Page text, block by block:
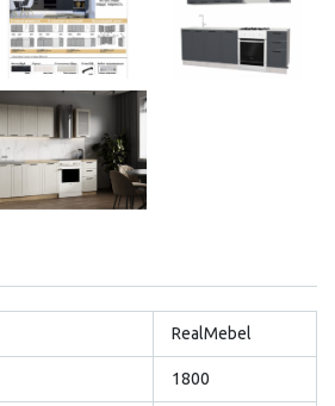
RealMebel
1800